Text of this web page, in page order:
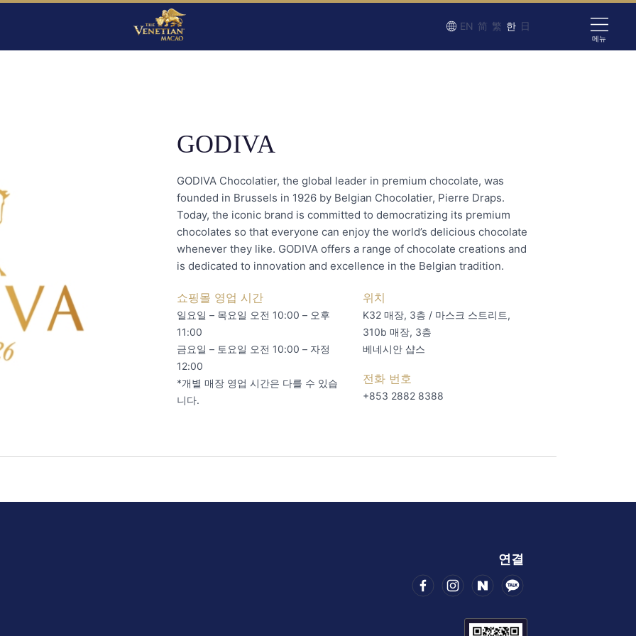
EN 简 繁 한 日
메뉴
GODIVA
GODIVA Chocolatier, the global leader in premium chocolate, was
founded in Brussels in 1926 by Belgian Chocolatier, Pierre Draps.
Today, the iconic brand is committed to democratizing its premium
chocolates so that everyone can enjoy the world’s delicious chocolate
whenever they like. GODIVA offers a range of chocolate creations and
is dedicated to innovation and excellence in the Belgian tradition.
쇼핑몰 영업 시간
일요일 – 목요일 오전 10:00 – 오후
11:00
금요일 – 토요일 오전 10:00 – 자정
12:00
*개별 매장 영업 시간은 다를 수 있습
니다.
위치
K32 매장, 3층 / 마스크 스트리트,
310b 매장, 3층
베네시안 샵스
전화 번호
+853 2882 8388
연결